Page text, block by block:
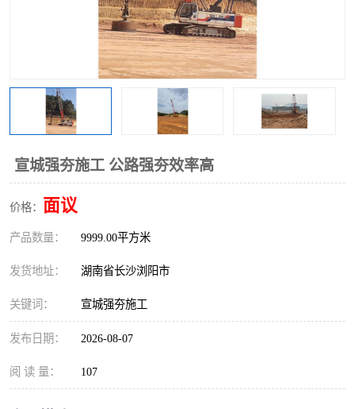
宣城强夯施工 公路强夯效率高
价格： 面议
产品数量： 9999.00平方米
发货地址： 湖南省长沙浏阳市
关键词： 宣城强夯施工
发布日期： 2026-08-07
阅 读 量： 107